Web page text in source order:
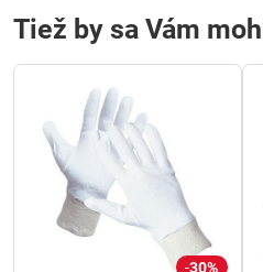
Tiež by sa Vám
30%